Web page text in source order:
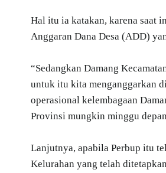
Hal itu ia katakan, karena saat
Anggaran Dana Desa (ADD)
“Sedangkan Damang
untuk itu kita menganggarkan
operasional kelembagaan
Provinsi mungkin minggu
Lanjutnya, apabila Perbup itu
Kelurahan yang telah